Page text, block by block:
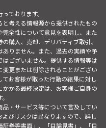
ております。
考える情報源から提供されたもの
全性について意見を表明し、また
購入、売却、デリバティブ取引、
りません。また、過去の実績や予
ございません。提供する情報等は
更または削除されることがござい
お客様が取った行動の結果に対し
かる最終決定は、お客様ご自身の
・サービス等について言及してい
びリスクは異なりますので、詳し
券等書面」、「目論見書」、「目